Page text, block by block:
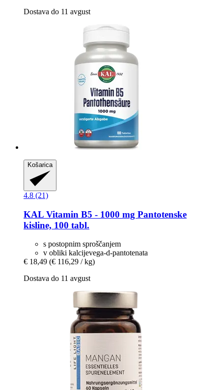
Dostava do 11 avgust
Košarica
4.8 (21)
KAL Vitamin B5 -​ 1000 mg Pantotenske
kisline, 100 tabl.
s postopnim sproščanjem
v obliki kalcijevega-d-pantotenata
€ 18,49 (€ 116,29 / kg)
Dostava do 11 avgust